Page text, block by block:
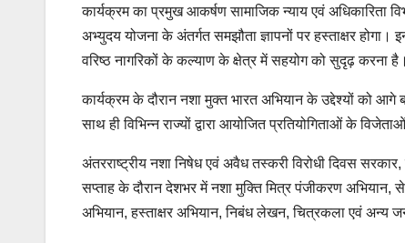
कार्यक्रम का प्रमुख आकर्षण सामाजिक न्याय एवं अधिकारिता
अभ्युदय योजना के अंतर्गत समझौता ज्ञापनों पर हस्ताक्षर
वरिष्ठ नागरिकों के कल्याण के क्षेत्र में सहयोग को सुदृढ़ करना है।
कार्यक्रम के दौरान नशा मुक्त भारत अभियान के उद्देश्यों को
साथ ही विभिन्न राज्यों द्वारा आयोजित प्रतियोगिताओं के
अंतरराष्ट्रीय नशा निषेध एवं अवैध तस्करी विरोधी दिवस
सप्ताह के दौरान देशभर में नशा मुक्ति मित्र पंजीकरण अभियान,
अभियान, हस्ताक्षर अभियान, निबंध लेखन, चित्रकला एवं अन्य